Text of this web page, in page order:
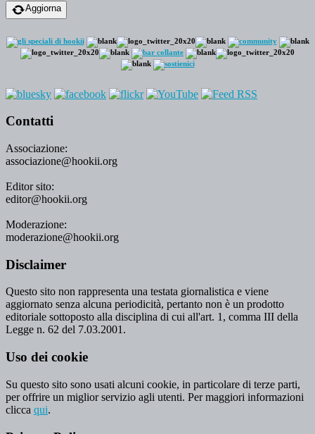
Aggiorna
Contatti
Associazione:
associazione@hookii.org
Editor sito:
editor@hookii.org
Moderazione:
moderazione@hookii.org
Disclaimer
Questo sito non rappresenta una testata giornalistica e viene
aggiornato senza alcuna periodicità, pertanto non è un prodotto
editoriale sottoposto alla disciplina di cui all'art. 1, comma III della
Legge n. 62 del 7.03.2001.
Uso dei cookie
Su questo sito sono usati alcuni cookie, in particolare di terze parti,
per offrire un miglior servizio agli utenti. Per maggiori informazioni
clicca qui.